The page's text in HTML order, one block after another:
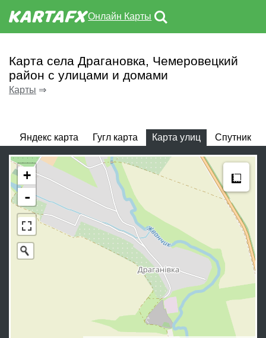
Онлайн Карты
Карта села Драгановка, Чемеровецкий
район с улицами и домами
Карты ⇒
Яндекс карта Гугл карта Карта улиц Спутник
+
-